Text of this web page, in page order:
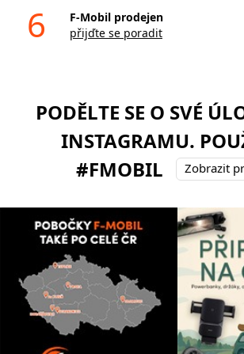
6
F-Mobil prodejen
přijďte se poradit
PODĚLTE SE O SVÉ
INSTAGRAMU.
#FMOBIL
Zobrazit